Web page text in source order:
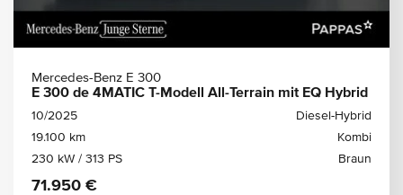
Mercedes-Benz E 300
E 300 de 4MATIC T-Modell All-Terrain mit EQ Hybrid
10/2025
Diesel-Hybrid
19.100 km
Kombi
230 kW / 313 PS
Braun
71.950 €